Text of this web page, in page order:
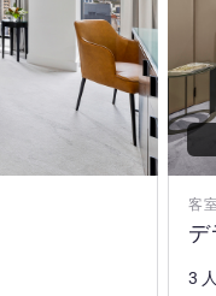
客
デ
3